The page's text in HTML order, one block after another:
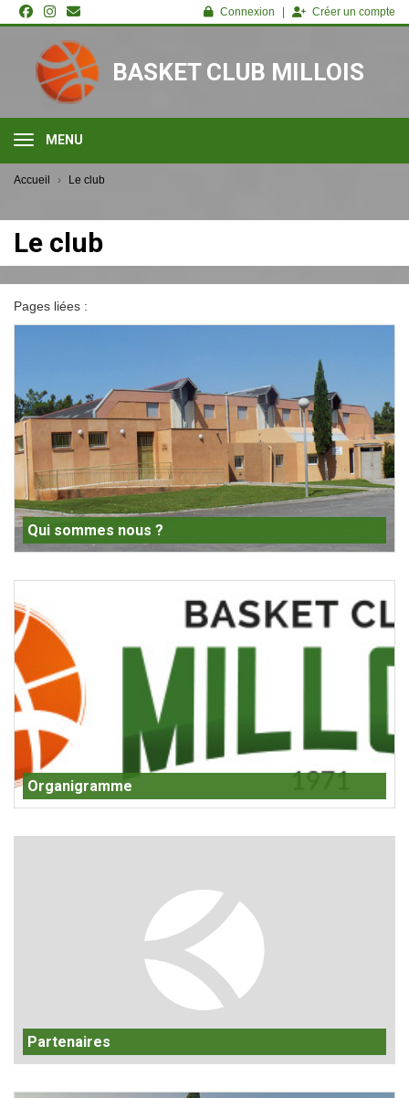
Connexion Créer un compte
BASKET CLUB MILLOIS
MENU
Accueil Le club
Le club
Pages liées :
Qui sommes nous ?
Organigramme
Partenaires
Panneau de gestion des cookies